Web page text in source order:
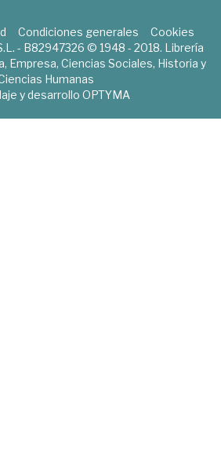
Condiciones generales
Cookies
- B82947326 © 1948 - 2018. Librería
Empresa, Ciencias Sociales, Historia y
Humanas
y desarrollo OPTYMA